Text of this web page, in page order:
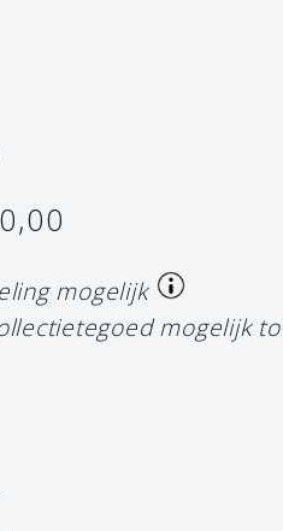
mogelijk
mogelijk